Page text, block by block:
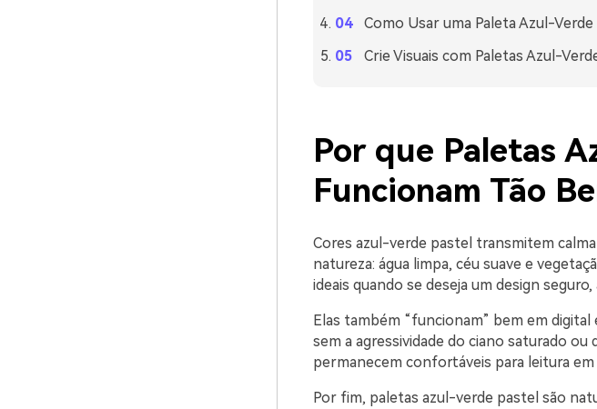
Como Usar uma Paleta Azul-
Crie Visuais com Paletas Azul-
Por que Paletas
Funcionam Tão
Cores azul-verde pastel transmitem
natureza: água limpa, céu suave e
ideais quando se deseja um design
Elas também “funcionam” bem em
sem a agressividade do ciano saturado
permanecem confortáveis para leitura
Por fim, paletas azul-verde pastel são